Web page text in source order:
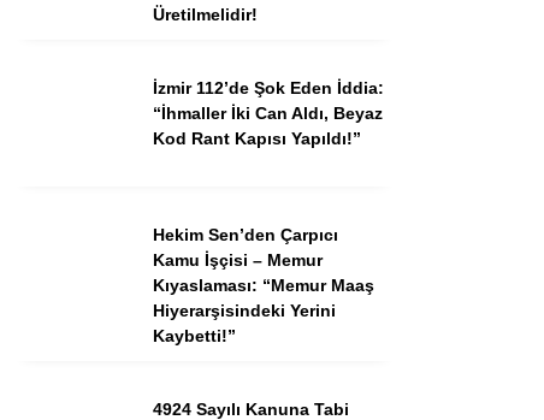
Üretilmelidir!
İzmir 112’de Şok Eden İddia:
“İhmaller İki Can Aldı, Beyaz
Kod Rant Kapısı Yapıldı!”
Hekim Sen’den Çarpıcı
Kamu İşçisi – Memur
Kıyaslaması: “Memur Maaş
Hiyerarşisindeki Yerini
Kaybetti!”
4924 Sayılı Kanuna Tabi